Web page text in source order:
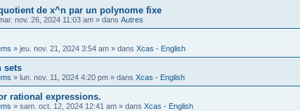
de x^n par un polynome fixe
nov. 26, 2024 11:03 am » dans Autres
» jeu. nov. 21, 2024 3:54 am » dans Xcas - English
sets
» lun. nov. 11, 2024 4:20 pm » dans Xcas - English
rational expressions.
» sam. oct. 12, 2024 12:41 am » dans Xcas - English